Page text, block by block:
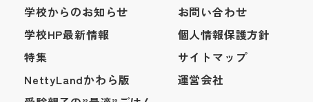
学校からのお知らせ
学校HP最新情報
特集
NettyLandかわら版
お問い合わせ
個人情報保護方針
サイトマップ
運営会社